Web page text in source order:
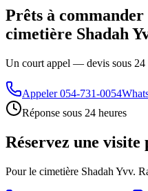
Prêts à
cimetière Shadah
Un court appel — devis sous 24
Appeler 054-731-0054
Réponse sous 24 heures
Réservez une visite
Pour le cimetière Shadah Yvv.